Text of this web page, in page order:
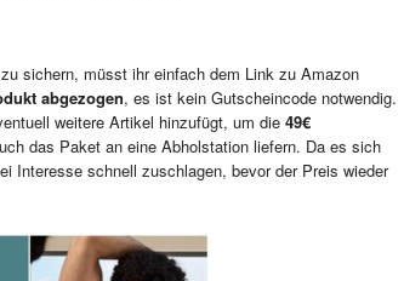
sichern, müsst ihr einfach dem Link zu Amazon
abgezogen, es ist kein Gutscheincode notwendig.
weitere Artikel hinzufügt, um die 49€
das Paket an eine Abholstation liefern. Da es sich
Interesse schnell zuschlagen, bevor der Preis wieder